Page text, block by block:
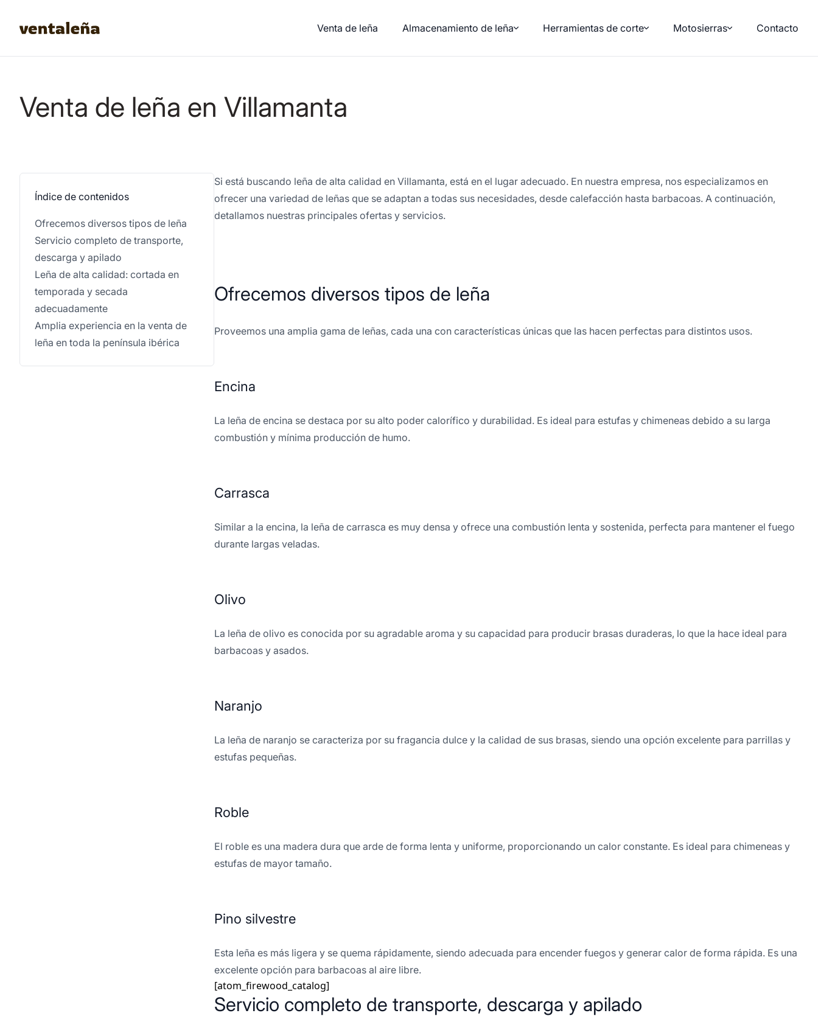
Venta de leña Almacenamiento de leña Herramientas de corte Motosierras Contacto
Venta de leña en Villamanta
Índice de contenidos
Ofrecemos diversos tipos de leña
Servicio completo de transporte,
descarga y apilado
Leña de alta calidad: cortada en
temporada y secada
adecuadamente
Amplia experiencia en la venta de
leña en toda la península ibérica
Si está buscando leña de alta calidad en Villamanta, está en el lugar adecuado. En nuestra empresa, nos especializamos en
ofrecer una variedad de leñas que se adaptan a todas sus necesidades, desde calefacción hasta barbacoas. A continuación,
detallamos nuestras principales ofertas y servicios.
Ofrecemos diversos tipos de leña
Proveemos una amplia gama de leñas, cada una con características únicas que las hacen perfectas para distintos usos.
Encina
La leña de encina se destaca por su alto poder calorífico y durabilidad. Es ideal para estufas y chimeneas debido a su larga
combustión y mínima producción de humo.
Carrasca
Similar a la encina, la leña de carrasca es muy densa y ofrece una combustión lenta y sostenida, perfecta para mantener el fuego
durante largas veladas.
Olivo
La leña de olivo es conocida por su agradable aroma y su capacidad para producir brasas duraderas, lo que la hace ideal para
barbacoas y asados.
Naranjo
La leña de naranjo se caracteriza por su fragancia dulce y la calidad de sus brasas, siendo una opción excelente para parrillas y
estufas pequeñas.
Roble
El roble es una madera dura que arde de forma lenta y uniforme, proporcionando un calor constante. Es ideal para chimeneas y
estufas de mayor tamaño.
Pino silvestre
Esta leña es más ligera y se quema rápidamente, siendo adecuada para encender fuegos y generar calor de forma rápida. Es una
excelente opción para barbacoas al aire libre.
[atom_firewood_catalog]
Servicio completo de transporte, descarga y apilado